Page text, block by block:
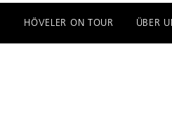
HÖVELER ON TOUR ÜBER